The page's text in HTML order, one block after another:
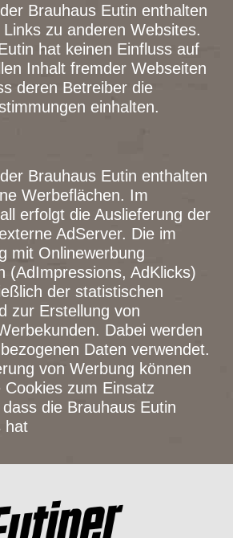
Brauhaus Eutin enthalten
zu anderen Websites.
hat keinen Einfluss auf
Inhalt fremder Webseiten
deren Betreiber die
einhalten.
Brauhaus Eutin enthalten
Werbeflächen. Im
erfolgt die Auslieferung der
AdServer. Die im
mit Onlinewerbung
(AdImpressions, AdKlicks)
der statistischen
zur Erstellung von
Dabei werden
Daten verwendet.
von Werbung können
Cookies zum Einsatz
die Brauhaus Eutin
hat